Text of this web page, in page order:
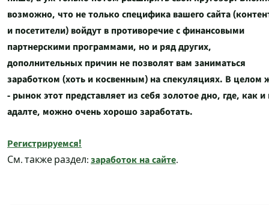
возможно, что не только специфика вашего сайта
и посетители) войдут в противоречие с финансовыми
партнерскими программами, но и ряд других,
дополнительных причин не позволят вам заниматься
заработком (хоть и косвенным) на спекуляциях. В целом
- рынок этот представляет из себя золотое дно, где, как и
адалте, можно очень хорошо заработать.
Регистрируемся!
См. также раздел:заработок на сайте.